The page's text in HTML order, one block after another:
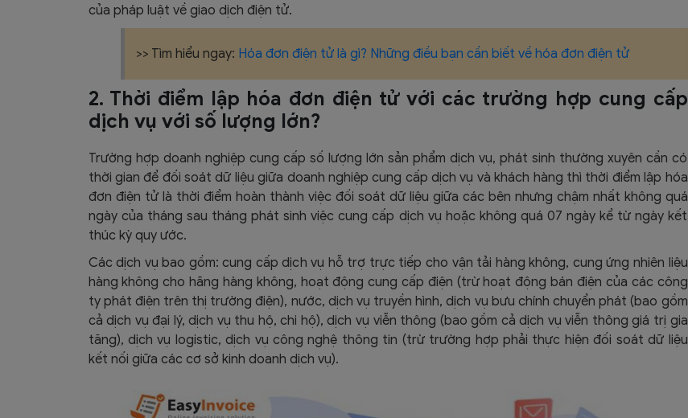
của pháp luật về giao dịch điện tử.
>> Tìm hiểu ngay: Hóa đơn điện tử là gì? Những điều bạn cần biết về hóa đơn điện tử
2. Thời điểm lập hóa đơn điện tử với các trường hợp cung cấp
dịch vụ với số lượng lớn?
Trường hợp doanh nghiệp cung cấp số lượng lớn sản phẩm dịch vụ, phát sinh thường xuyên cần có
thời gian để đối soát dữ liệu giữa doanh nghiệp cung cấp dịch vụ và khách hàng thì thời điểm lập hóa
đơn điện tử là thời điểm hoàn thành việc đối soát dữ liệu giữa các bên nhưng chậm nhất không quá
ngày của tháng sau tháng phát sinh việc cung cấp dịch vụ hoặc không quá 07 ngày kể từ ngày kết
thúc kỳ quy ước.
Các dịch vụ bao gồm: cung cấp dịch vụ hỗ trợ trực tiếp cho vận tải hàng không, cung ứng nhiên liệu
hàng không cho hãng hàng không, hoạt động cung cấp điện (trừ hoạt động bán điện của các công
ty phát điện trên thị trường điện), nước, dịch vụ truyền hình, dịch vụ bưu chính chuyển phát (bao gồm
cả dịch vụ đại lý, dịch vụ thu hộ, chi hộ), dịch vụ viễn thông (bao gồm cả dịch vụ viễn thông giá trị gia
tăng), dịch vụ logistic, dịch vụ công nghệ thông tin (trừ trường hợp phải thực hiện đối soát dữ liệu
kết nối giữa các cơ sở kinh doanh dịch vụ).